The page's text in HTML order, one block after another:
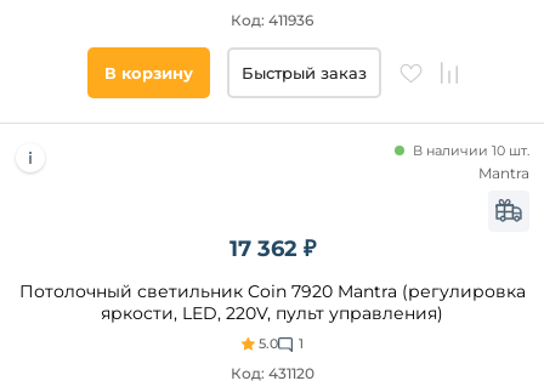
питания, В
кв. м
Код: 411936
В корзину Быстрый заказ
17 362 ₽
Потолочный светильник Coin 7920 Mantra (регулировка
яркости, LED, 220V, пульт управления)
5.0 1
В наличии 10 шт.
Код: 431120
Mantra